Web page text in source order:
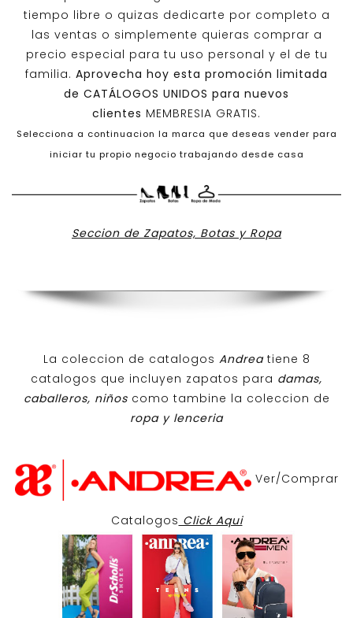
tiempo libre o quizas dedicarte por completo a
las ventas o simplemente quieras comprar a
precio especial para tu uso personal y el de tu
familia. Aprovecha hoy esta promoción limitada
de CATÁLOGOS UNIDOS para nuevos
clientes MEMBRESIA GRATIS.
Selecciona a continuacion la marca que deseas vender para
iniciar tu propio negocio trabajando desde casa
Seccion de Zapatos, Botas y Ropa
La coleccion de catalogos Andreatiene 8
catalogos que incluyen zapatos para damas,
caballeros, niños como tambine la coleccion de
ropa y lenceria
Ver/Comprar
Catalogos Click Aqui